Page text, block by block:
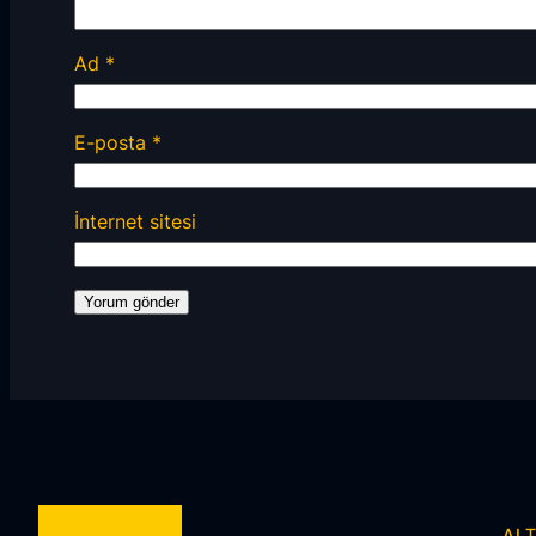
Ad *
E-posta *
İnternet sitesi